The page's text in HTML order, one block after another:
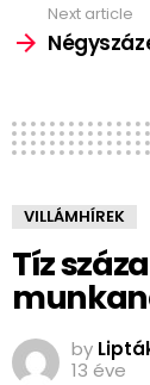
Next article
VILLÁMHÍREK
Tíz
by
13 éve